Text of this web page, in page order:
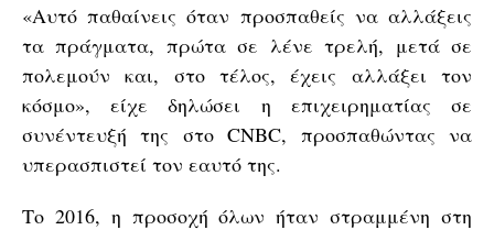
«Αυτό παθαίνεις όταν προσπαθείς να αλλάξεις
τα πράγματα, πρώτα σε λένε τρελή, μετά σε
πολεμούν και, στο τέλος, έχεις αλλάξει τον
κόσμο», είχε δηλώσει η επιχειρηματίας σε
συνέντευξή της στο CNBC, προσπαθώντας να
υπερασπιστεί τον εαυτό της.
Το 2016, η προσοχή όλων ήταν στραμμένη στη